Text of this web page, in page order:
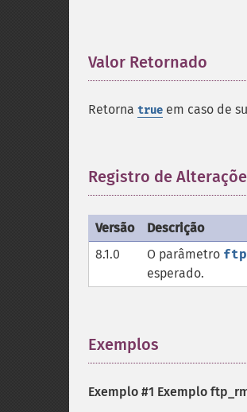
Valor Retornado
Retorna true em caso de
Registro de
Versão
Descrição
8.1.0
O parâmetro ftp
esperado.
Exemplos
Exemplo #1 Exemplo